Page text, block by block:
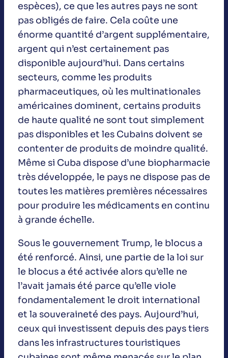
espèces), ce que les autres pays ne sont
pas obligés de faire. Cela coûte une
énorme quantité d’argent supplémentaire,
argent qui n’est certainement pas
disponible aujourd’hui. Dans certains
secteurs, comme les produits
pharmaceutiques, où les multinationales
américaines dominent, certains produits
de haute qualité ne sont tout simplement
pas disponibles et les Cubains doivent se
contenter de produits de moindre qualité.
Même si Cuba dispose d’une biopharmacie
très développée, le pays ne dispose pas de
toutes les matières premières nécessaires
pour produire les médicaments en continu
à grande échelle.
Sous le gouvernement Trump, le blocus a
été renforcé. Ainsi, une partie de la loi sur
le blocus a été activée alors qu’elle ne
l’avait jamais été parce qu’elle viole
fondamentalement le droit international
et la souveraineté des pays. Aujourd’hui,
ceux qui investissent depuis des pays tiers
dans les infrastructures touristiques